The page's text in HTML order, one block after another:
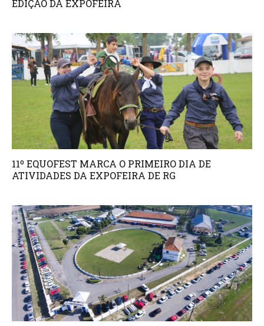
EDIÇÃO DA EXPOFEIRA
11º EQUOFEST MARCA O PRIMEIRO DIA DE
ATIVIDADES DA EXPOFEIRA DE RG